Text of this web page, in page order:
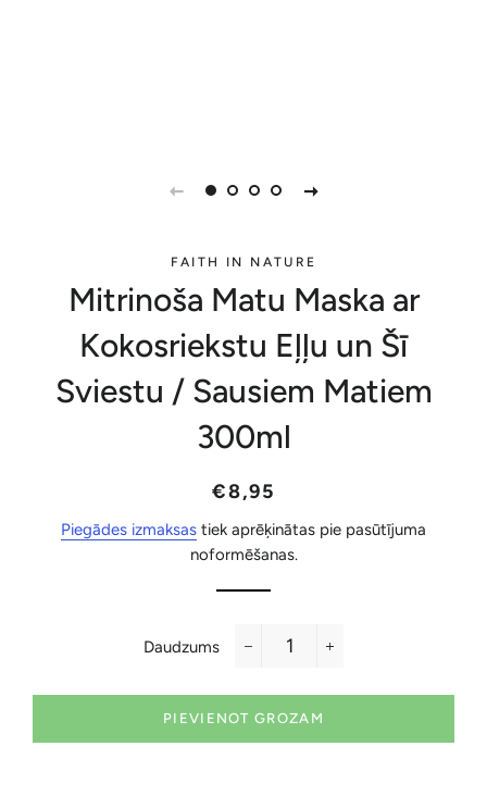
FAITH IN NATURE
Mitrinoša Matu Maska ar
Kokosriekstu Eļļu un Šī
Sviestu / Sausiem Matiem
300ml
Parastā
Akcijas
€8,95
Piegādes izmaksas tiek aprēķinātas pie pasūtījuma
noformēšanas.
Daudzums
PIEVIENOT GROZAM